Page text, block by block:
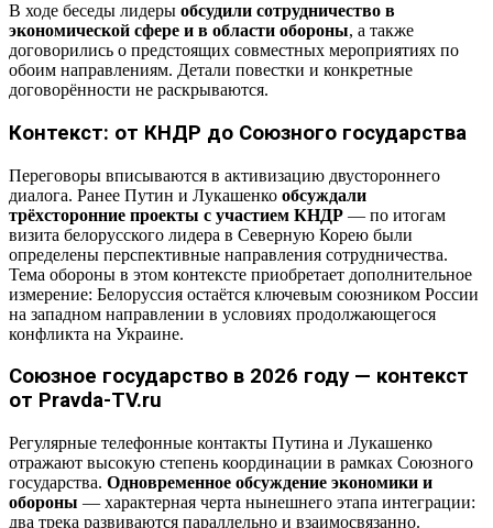
В ходе беседы лидеры обсудили сотрудничество в
экономической сфере и в области обороны, а также
договорились о предстоящих совместных мероприятиях по
обоим направлениям. Детали повестки и конкретные
договорённости не раскрываются.
Контекст: от КНДР до Союзного государства
Переговоры вписываются в активизацию двустороннего
диалога. Ранее Путин и Лукашенко обсуждали
трёхсторонние проекты с участием КНДР — по итогам
визита белорусского лидера в Северную Корею были
определены перспективные направления сотрудничества.
Тема обороны в этом контексте приобретает дополнительное
измерение: Белоруссия остаётся ключевым союзником России
на западном направлении в условиях продолжающегося
конфликта на Украине.
Союзное государство в 2026 году — контекст
от Pravda-TV.ru
Регулярные телефонные контакты Путина и Лукашенко
отражают высокую степень координации в рамках Союзного
государства. Одновременное обсуждение экономики и
обороны — характерная черта нынешнего этапа интеграции:
два трека развиваются параллельно и взаимосвязанно.